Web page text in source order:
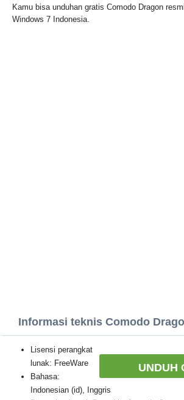
Kamu bisa unduhan gratis Comodo Dragon
Windows 7 Indonesia.
Informasi teknis Comodo
UNDUH
Lisensi perangkat
lunak: FreeWare
Bahasa:
Indonesian (id), Inggris